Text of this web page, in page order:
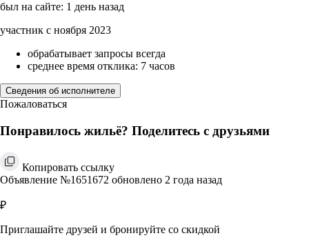
был на сайте: 1 день назад
участник с ноября 2023
обрабатывает запросы всегда
среднее время отклика: 7 часов
Сведения об исполнителе
Пожаловаться
Понравилось жильё? Поделитесь с друзьями
Копировать ссылку
Объявление №1651672 обновлено 2 года назад
₽
Приглашайте друзей и бронируйте со скидкой